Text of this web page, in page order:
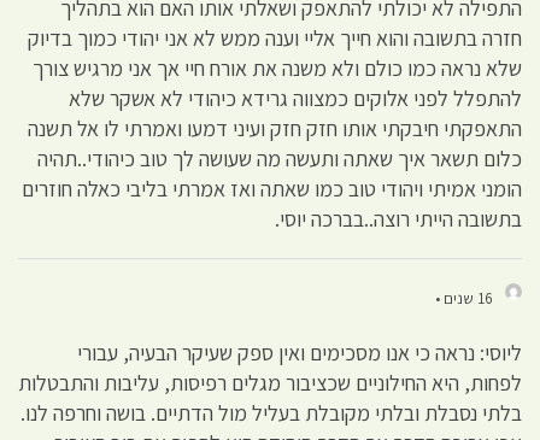
התפילה לא יכולתי להתאפק ושאלתי אותו האם הוא בתהליך
חזרה בתשובה והוא חייך אליי וענה ממש לא אני יהודי כמוך בדיוק
שלא נראה כמו כולם ולא משנה את אורח חיי אך אני מרגיש צורך
להתפלל לפני אלוקים כמצווה גרידא כיהודי לא אשקר שלא
התאפקתי חיבקתי אותו חזק חזק ועיני דמעו ואמרתי לו אל תשנה
כלום תשאר איך שאתה ותעשה מה שעושה לך טוב כיהודי..תהיה
הומני אמיתי ויהודי טוב כמו שאתה ואז אמרתי בליבי כאלה חוזרים
בתשובה הייתי רוצה..בברכה יוסי.
16 שנים •
ליוסי: נראה כי אנו מסכימים ואין ספק שעיקר הבעיה, עבורי
לפחות, היא החילוניים שכציבור מגלים רפיסות, עליבות והתבטלות
בלתי נסבלת ובלתי מקובלת בעליל מול הדתיים. בושה וחרפה לנו.